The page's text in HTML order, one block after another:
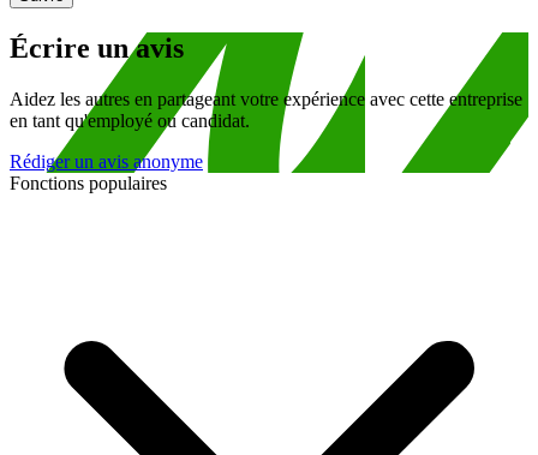
Écrire un avis
Aidez les autres en partageant votre expérience avec cette entreprise
en tant qu'employé ou candidat.
Rédiger un avis anonyme
Fonctions populaires